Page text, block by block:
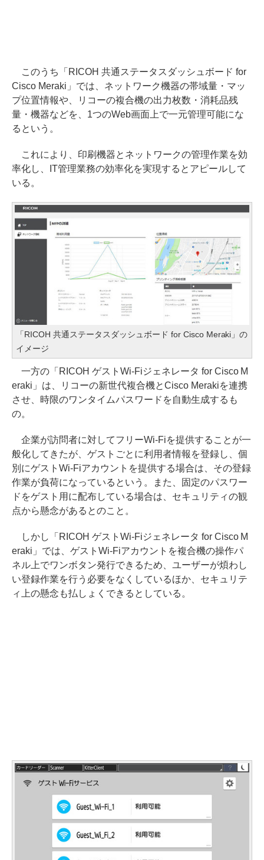
このうち「RICOH 共通ステータスダッシュボード for
Cisco Meraki」では、ネットワーク機器の帯域量・マッ
プ位置情報や、リコーの複合機の出力枚数・消耗品残
量・機器などを、1つのWeb画面上で一元管理可能にな
るという。
これにより、印刷機器とネットワークの管理作業を効
率化し、IT管理業務の効率化を実現するとアピールして
いる。
「RICOH 共通ステータスダッシュボード for Cisco Meraki」の
イメージ
一方の「RICOH ゲストWi-Fiジェネレータ for Cisco M
eraki」は、リコーの新世代複合機とCisco Merakiを連携
させ、時限のワンタイムパスワードを自動生成するも
の。
企業が訪問者に対してフリーWi-Fiを提供することが一
般化してきたが、ゲストごとに利用者情報を登録し、個
別にゲストWi-Fiアカウントを提供する場合は、その登録
作業が負荷になっているという。また、固定のパスワー
ドをゲスト用に配布している場合は、セキュリティの観
点から懸念があるとのこと。
しかし「RICOH ゲストWi-Fiジェネレータ for Cisco M
eraki」では、ゲストWi-Fiアカウントを複合機の操作パ
ネル上でワンボタン発行できるため、ユーザーが煩わし
い登録作業を行う必要をなくしているほか、セキュリテ
ィ上の懸念も払しょくできるとしている。